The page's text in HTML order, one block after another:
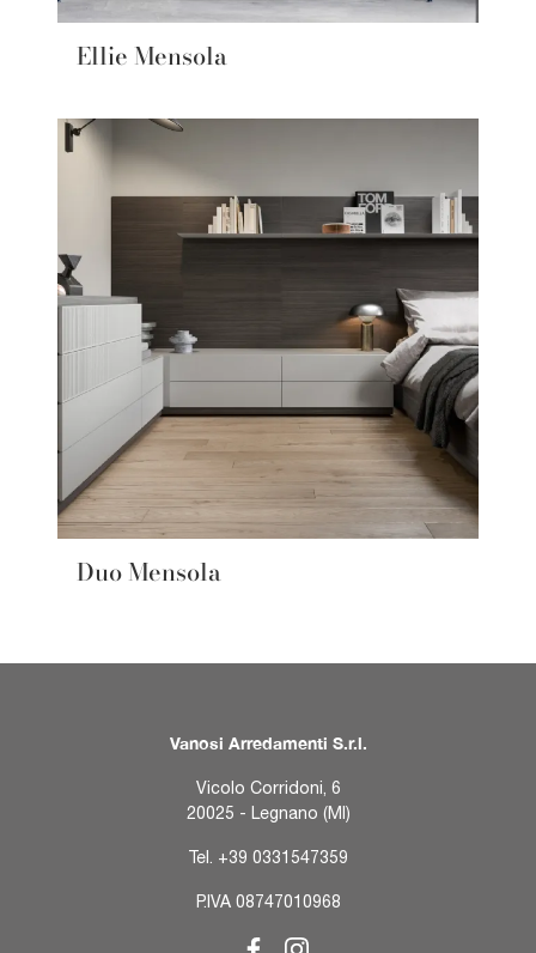
Ellie Mensola
Duo Mensola
Vanosi Arredamenti S.r.l.
Vicolo Corridoni, 6
20025 - Legnano (MI)
Tel. +39 0331547359
P.IVA 08747010968